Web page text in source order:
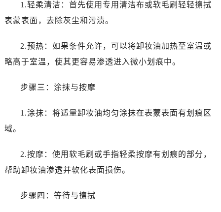
1.轻柔清洁：首先使用专用清洁布或软毛刷轻轻擦拭
表蒙表面，去除灰尘和污渍。
2.预热：如果条件允许，可以将卸妆油加热至室温或
略高于室温，使其更容易渗透进入微小划痕中。
步骤三：涂抹与按摩
1.涂抹：将适量卸妆油均匀涂抹在表蒙表面有划痕区
域。
2.按摩：使用软毛刷或手指轻柔按摩有划痕的部分，
帮助卸妆油渗透并软化表面损伤。
步骤四：等待与擦拭